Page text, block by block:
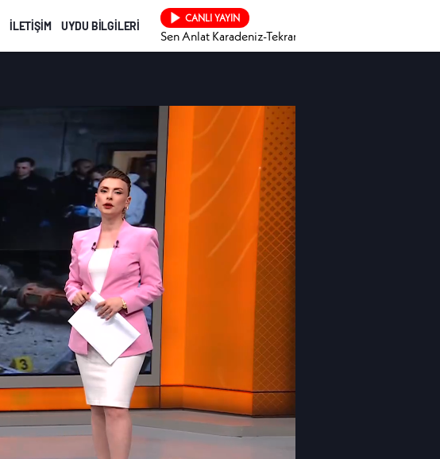
İLETİŞİM UYDU BİLGİLERİ
CANLI YAYIN
Sen Anlat Karadeniz-Tekrar